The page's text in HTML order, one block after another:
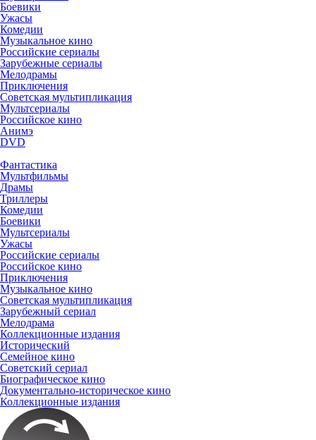
Боевики
Ужасы
Комедии
Музыкальное кино
Российские сериалы
Зарубежные сериалы
Мелодрамы
Приключения
Советская мультипликация
Мультсериалы
Российское кино
Анимэ
DVD
Фантастика
Мультфильмы
Драмы
Триллеры
Комедии
Боевики
Мультсериалы
Ужасы
Российские сериалы
Российское кино
Приключения
Музыкальное кино
Советская мультипликация
Зарубежный сериал
Мелодрама
Коллекционные издания
Исторический
Семейное кино
Советский сериал
Биографическое кино
Документально-историческое кино
Коллекционные издания